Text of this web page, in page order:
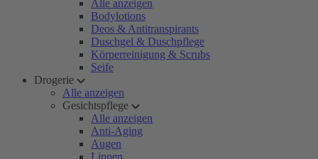
Alle anzeigen
Bodylotions
Deos & Antitranspirants
Duschgel & Duschpflege
Körperreinigung & Scrubs
Seife
Drogerie
Alle anzeigen
Gesichtspflege
Alle anzeigen
Anti-Aging
Augen
Lippen